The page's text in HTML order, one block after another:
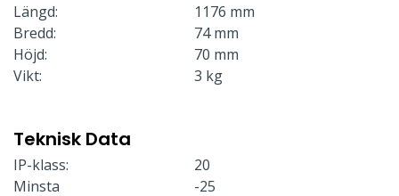
Längd:
1176 mm
Bredd:
74 mm
Höjd:
70 mm
Vikt:
3 kg
Teknisk Data
IP-klass:
20
Minsta
-25